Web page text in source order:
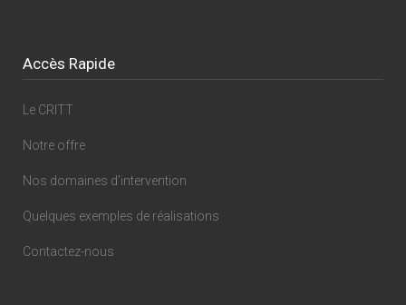
Accès Rapide
Le CRITT
Notre offre
Nos domaines d’intervention
Quelques exemples de réalisations
Contactez-nous